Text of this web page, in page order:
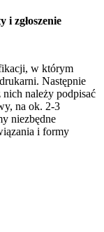
zgłoszenie
w którym
Następnie
należy podpisać
na ok. 2-3
niezbędne
i formy